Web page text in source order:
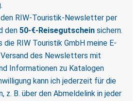
.
RIW-Touristik-Newsletter per
den 50-€-Reisegutscheinsichern.
die RIW Touristik GmbH meine E-
des Newsletters mit
Informationen zu Katalogen
kann ich jederzeit für die
z. B. über den Abmeldelink in jeder